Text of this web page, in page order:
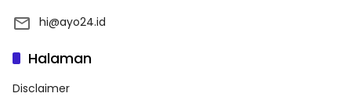
hi@ayo24.id
Halaman
Disclaimer